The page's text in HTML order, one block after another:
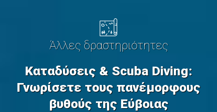
Άλλες δραστηριότητες
Καταδύσεις & Scuba Diving:
Γνωρίσετε τους πανέμορφους
βυθούς της Εύβοιας